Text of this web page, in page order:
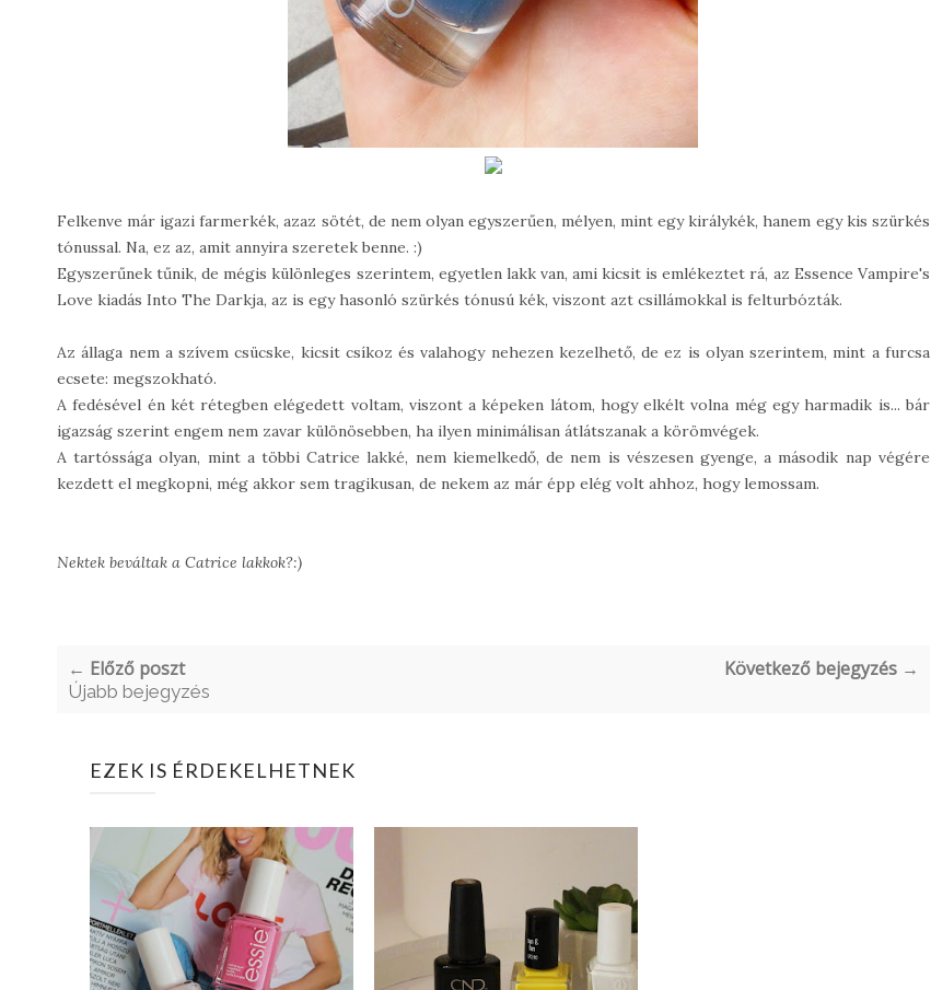
Felkenve már igazi farmerkék, azaz sötét, de nem olyan egyszerűen, mélyen, mint egy királykék, hanem egy kis szürkés
tónussal. Na, ez az, amit annyira szeretek benne. :)
Egyszerűnek tűnik, de mégis különleges szerintem, egyetlen lakk van, ami kicsit is emlékeztet rá, az Essence Vampire's
Love kiadás Into The Darkja, az is egy hasonló szürkés tónusú kék, viszont azt csillámokkal is felturbózták.
Az állaga nem a szívem csücske, kicsit csíkoz és valahogy nehezen kezelhető, de ez is olyan szerintem, mint a furcsa
ecsete: megszokható.
A fedésével én két rétegben elégedett voltam, viszont a képeken látom, hogy elkélt volna még egy harmadik is... bár
igazság szerint engem nem zavar különösebben, ha ilyen minimálisan átlátszanak a körömvégek.
A tartóssága olyan, mint a többi Catrice lakké, nem kiemelkedő, de nem is vészesen gyenge, a második nap végére
kezdett el megkopni, még akkor sem tragikusan, de nekem az már épp elég volt ahhoz, hogy lemossam.
Nektek beváltak a Catrice lakkok?:)
← Előző poszt
Újabb bejegyzés
Következő bejegyzés →
EZEK IS ÉRDEKELHETNEK